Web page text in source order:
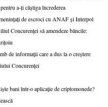
a-ți câștiga încrederea
de escroci cu ANAF și Interpol
Concurenței să amendeze băncile:
de informații care a dus la o creștere
Concurenței
bani într-o aplicație de criptomonede?